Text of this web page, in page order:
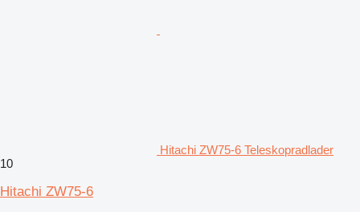
Hitachi ZW75-6 Teleskopradlader
10
Hitachi ZW75-6